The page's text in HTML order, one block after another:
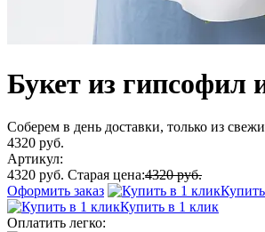
Букет из гипсофил
Соберем в день доставки, только из
4320 руб.
Артикул:
4320 руб. Старая цена:4320 руб.
Оформить заказ
Купить в 1 клик
Оплатить легко: